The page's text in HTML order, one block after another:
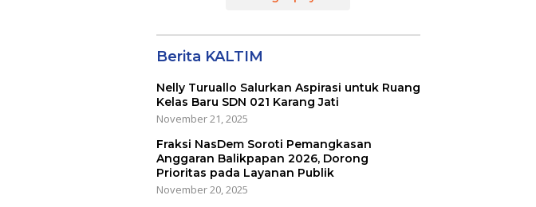
Berita KALTIM
Nelly Turuallo Salurkan Aspirasi untuk Ruang
Kelas Baru SDN 021 Karang Jati
November 21, 2025
Fraksi NasDem Soroti Pemangkasan
Anggaran Balikpapan 2026, Dorong
Prioritas pada Layanan Publik
November 20, 2025